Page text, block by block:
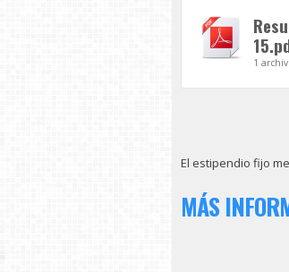
1
El estipendio fijo
MÁS